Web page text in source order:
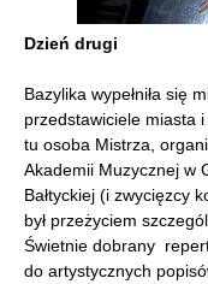
Dzień drugi
Bazylika wypełniła się
przedstawiciele miasta
tu osoba Mistrza,
Akademii Muzycznej w
Bałtyckiej (i zwycięzcy
był przeżyciem
Świetnie dobrany
do artystycznych